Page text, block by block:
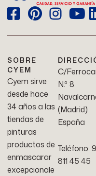
SOBRE
CYEM
Cyem sirve
desde hace
34 años a las
tiendas de
pinturas
productos de
enmascarar
excepcionale
C/
N.º 8
(Madrid)
España
Teléfono:
811 45 45